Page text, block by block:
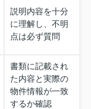
説明内容を十分
に理解し、不明
点は必ず質問
書類に記載され
た内容と実際の
物件情報が一致
するか確認